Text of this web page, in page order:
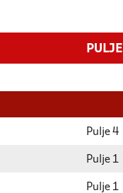
PULJE
Pulje 4
Pulje 1
Pulje 1